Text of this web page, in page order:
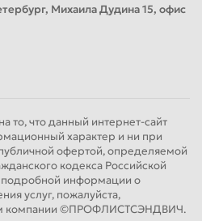
Михаила Дудина 15, офис
что данный интернет-сайт
характер и ни при
публичной офертой, определяемой
кодекса Российской
информации о
услуг, пожалуйста,
компании ©ПРОФЛИСТСЭНДВИЧ.